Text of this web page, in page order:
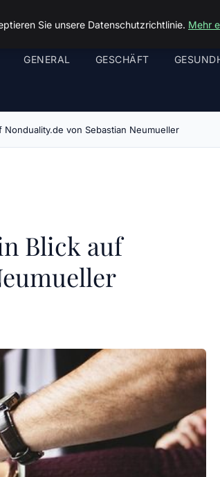
GENERAL GESCHÄFT
von Sebastian Neumueller
Blick auf
Sie unsere Datenschutzrichtlinie. Mehr